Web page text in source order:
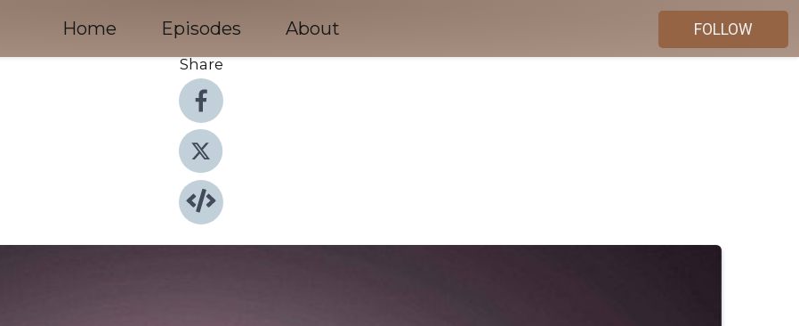
Home Episodes About
FOLLOW
Share